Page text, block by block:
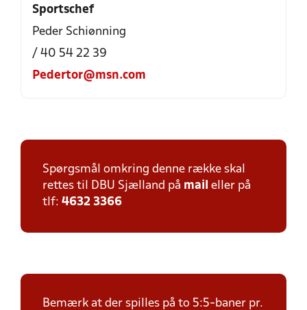
Sportschef
Peder Schiønning
/ 40 54 22 39
Pedertor@msn.com
Spørgsmål omkring denne række skal
rettes til DBU Sjælland på mail eller på
tlf: 4632 3366
Bemærk at der spilles på to 5:5-baner pr.